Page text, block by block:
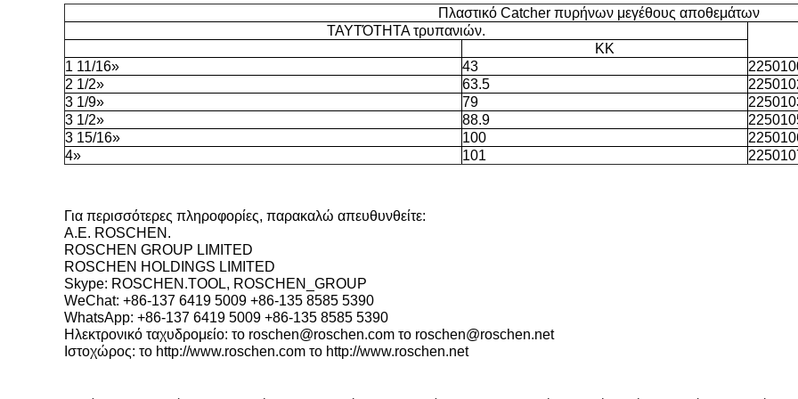
Πλαστικό Catcher πυρήνων μεγέθους αποθεμάτων
ΤΑΥΤΌΤΗΤΑ τρυπανιών.
ΚΚ
1 11/16»
43
2 1/2»
63.5
3 1/9»
79
3 1/2»
88.9
3 15/16»
100
4»
101
Για περισσότερες πληροφορίες, παρακαλώ απευθυνθείτε:
Α.Ε. ROSCHEN.
ROSCHEN GROUP LIMITED
ROSCHEN HOLDINGS LIMITED
Skype: ROSCHEN.TOOL, ROSCHEN_GROUP
WeChat: +86-137 6419 5009 +86-135 8585 5390
WhatsApp: +86-137 6419 5009 +86-135 8585 5390
Ηλεκτρονικό ταχυδρομείο: το roschen@roschen.com το roschen@roschen.net
Ιστοχώρος: το http://www.roschen.com το http://www.roschen.net